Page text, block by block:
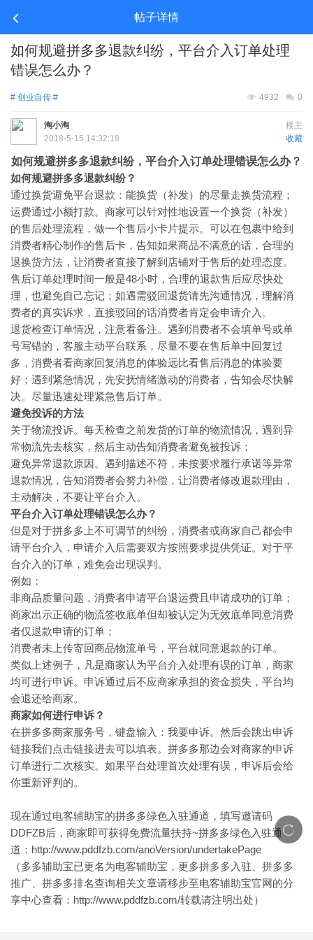
帖子详情
如何规避拼多多退款纠纷，平台介入订单处理
错误怎么办？
# 创业自传 # 0
4932
楼主
淘小淘
收藏
2018-5-15 14:32:18
如何规避拼多多退款纠纷，平台介入订单处理错误怎么办？
如何规避拼多多退款纠纷？
通过换货避免平台退款：能换货（补发）的尽量走换货流程；
运费通过小额打款。商家可以针对性地设置一个换货（补发）
的售后处理流程，做一个售后小卡片提示。可以在包裹中给到
消费者精心制作的售后卡，告知如果商品不满意的话，合理的
退换货方法，让消费者直接了解到店铺对于售后的处理态度。
售后订单处理时间一般是48小时，合理的退款售后应尽快处
理，也避免自己忘记；如遇需驳回退货请先沟通情况，理解消
费者的真实诉求，直接驳回的话消费者肯定会申请介入。
退货检查订单情况，注意看备注。遇到消费者不会填单号或单
号写错的，客服主动平台联系，尽量不要在售后单中回复过
多，消费者看商家回复消息的体验远比看售后消息的体验要
好；遇到紧急情况，先安抚情绪激动的消费者，告知会尽快解
决。尽量迅速处理紧急售后订单。
避免投诉的方法
关于物流投诉。每天检查之前发货的订单的物流情况，遇到异
常物流先去核实，然后主动告知消费者避免被投诉；
避免异常退款原因。遇到描述不符，未按要求履行承诺等异常
退款情况，告知消费者会努力补偿，让消费者修改退款理由，
主动解决，不要让平台介入。
平台介入订单处理错误怎么办？
但是对于拼多多上不可调节的纠纷，消费者或商家自己都会申
请平台介入，申请介入后需要双方按照要求提供凭证。对于平
台介入的订单，难免会出现误判。
例如：
非商品质量问题，消费者申请平台退运费且申请成功的订单；
商家出示正确的物流签收底单但却被认定为无效底单同意消费
者仅退款申请的订单；
消费者未上传寄回商品物流单号，平台就同意退款的订单。
类似上述例子，凡是商家认为平台介入处理有误的订单，商家
均可进行申诉。申诉通过后不应商家承担的资金损失，平台均
会退还给商家。
商家如何进行申诉？
在拼多多商家服务号，键盘输入：我要申诉。然后会跳出申诉
链接我们点击链接进去可以填表。拼多多那边会对商家的申诉
订单进行二次核实。如果平台处理首次处理有误，申诉后会给
你重新评判的。
现在通过电客辅助宝的拼多多绿色入驻通道，填写邀请码
DDFZB后，商家即可获得免费流量扶持~拼多多绿色入驻通
道： http://www.pddfzb.com/anoVersion/undertakePage
（多多辅助宝已更名为电客辅助宝，更多拼多多入驻、拼多多
推广、拼多多排名查询相关文章请移步至电客辅助宝官网的分
享中心查看： http://www.pddfzb.com/转载请注明出处）